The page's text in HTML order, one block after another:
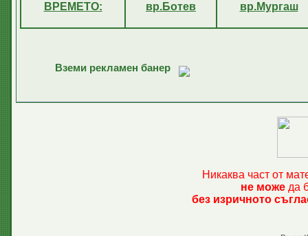
ВРЕМЕТО: вр.Ботев вр.Мургаш
Вземи рекламен банер
Никаква част от
не може да
без изричното